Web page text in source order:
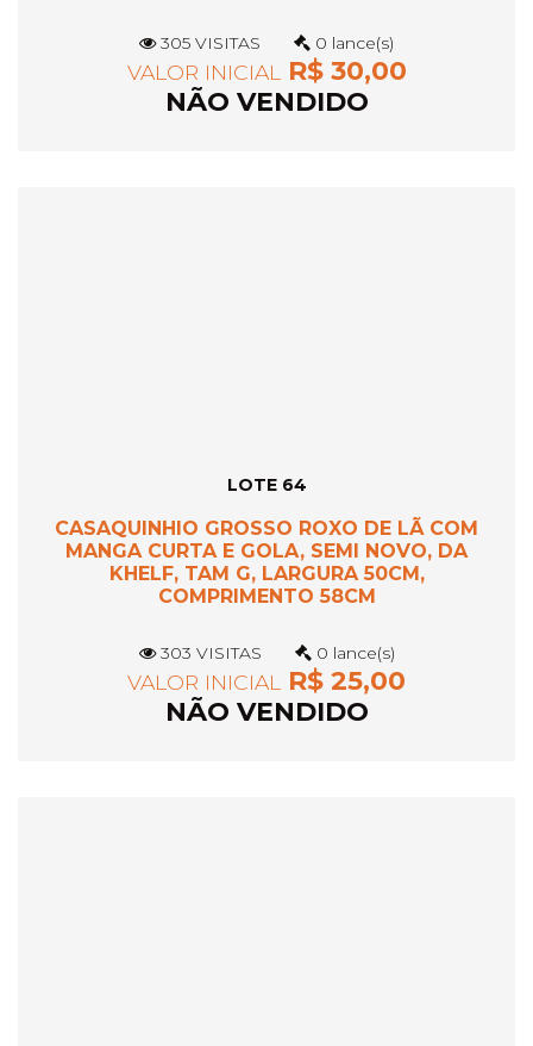
305 VISITAS 0 lance(s)
VALOR INICIAL R$ 30,00
NÃO VENDIDO
LOTE 64
CASAQUINHIO GROSSO ROXO DE LÃ COM
MANGA CURTA E GOLA, SEMI NOVO, DA
KHELF, TAM G, LARGURA 50CM,
COMPRIMENTO 58CM
303 VISITAS 0 lance(s)
VALOR INICIAL
R$ 25,00
NÃO VENDIDO